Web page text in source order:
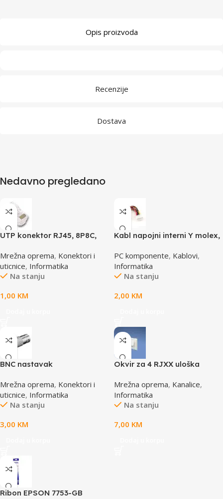
Opis proizvoda
Recenzije
Dostava
Nedavno pregledano
UTP konektor RJ45, 8P8C,
Mrežna oprema, Konektori i
uticnice, Informatika
Na stanju
1,00 KM
Kabl napojni interni Y molex,
4pin 1x female to 2x male
PC komponente, Kablovi,
Informatika
Na stanju
2,00 KM
BNC nastavak
Mrežna oprema, Konektori i
uticnice, Informatika
Na stanju
3,00 KM
Okvir za 4 RJXX uloška
Mrežna oprema, Kanalice,
Informatika
Na stanju
7,00 KM
Ribon EPSON 7753-GB